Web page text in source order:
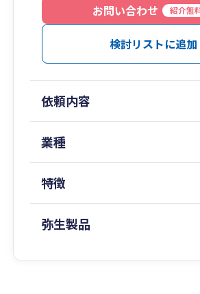
起業前～売上高３億円までの法
の税務顧問を得意としています。
この規模の経営者様は孤独を感
たいと考えています。
② お客様対応はすべて税理士が担
担当いたします。
お客様の担当者が急に変更する
迷惑をかけることはございません。
お問い合わせ
紹介無
検討リストに追加
依頼内容
業種
特徴
弥生製品